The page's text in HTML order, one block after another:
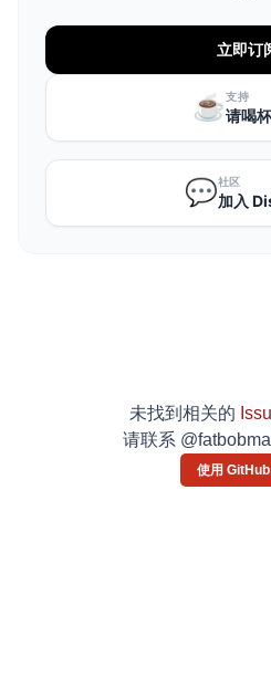
立即订
☕️支持
请喝
💬社区
加入
未找到相关的
请联系
使用